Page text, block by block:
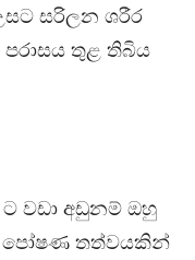
සරිලන ශරීර
තුළ තිබිය
ට වඩා අඩුනම් ඔහු
පෝෂණ තත්වයකින්